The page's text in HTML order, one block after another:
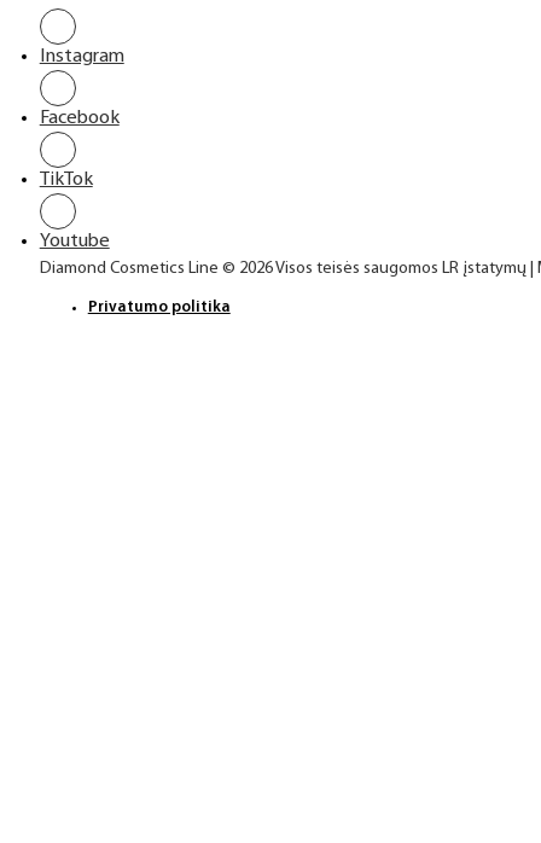
Instagram
Facebook
TikTok
Youtube
Diamond Cosmetics Line © 2026 Visos teisės saugomos LR įstatymų
Privatumo politika